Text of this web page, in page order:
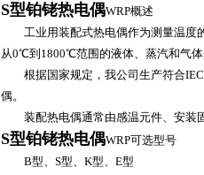
S型铂铑热电偶WRP概述
工业用装配式热电偶作为测量温度的
从0℃到1800℃范围的液体、蒸汽和气
根据国家规定，我公司生产符合IEC
偶。
装配热电偶通常由感温元件、安装
S型铂铑热电偶WRP可选型号
B型、S型、K型、E型